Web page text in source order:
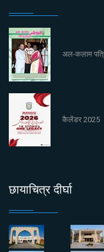
अल-कलाम
कैलेंडर 2025
छायाचित्र दीर्घा